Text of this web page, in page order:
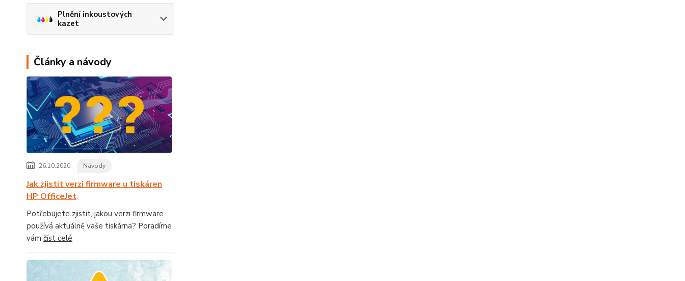
Plnění inkoustových
kazet
Články a návody
26.10.2020 Návody
Jak zjistit verzi firmware u tiskáren
HP OfficeJet
Potřebujete zjistit, jakou verzi firmware
používá aktuálně vaše tiskárna? Poradíme
vám číst celé